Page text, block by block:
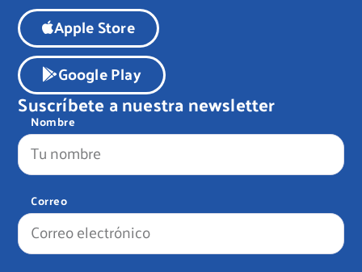
Apple Store
Google Play
Suscríbete a nuestra newsletter
Nombre
Correo